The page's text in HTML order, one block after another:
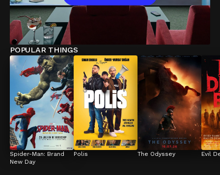
POPULAR THINGS
Spider-Man: Brand
New Day
Polis The Odyssey Evil